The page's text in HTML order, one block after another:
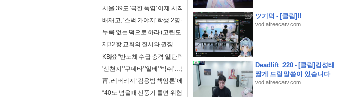
서울 39도 '극한 폭염' 이제 시작일 뿐…전문가들 "2050년까지 지속" 경고
배재고, '스벅 가야지' 학생 2명 중징계
누룩 없는 떡으로 하라 (고린도전서5장 1-8절)
제32항 교회의 질서와 권징
KB證 "반도체 수급 충격 일단락…8월 실적 장세 본격화"
'신천지' '쿠데타' '일베' '박쥐'…난타전 치닫는 민주당 전당대회
靑, 레버리지 ‘김용범 책임론’에 “대책 챙기는 게 더 중요”
“40도 넘을때 선풍기 틀면 위험”…WHO의 폭염 생존 수칙
ツ기덕 - [클립]!!
vod.afreecatv.com
Deadlift_220 - [클립]킴성태
짧게 드릴말씀이 있습니다
vod.afreecatv.com